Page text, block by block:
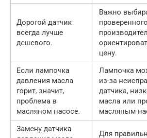
Дорогой датчик
всегда лучше
дешевого.
Важно
проверенного
цену.
Если лампочка
давления масла
горит, значит,
проблема в
масляном насосе.
Лампочка
из-за
датчика,
масла или
масляным
Замену датчика
Для